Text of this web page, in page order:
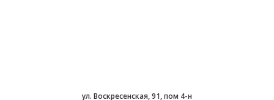
ул. Воскресенская, 91, пом 4-н